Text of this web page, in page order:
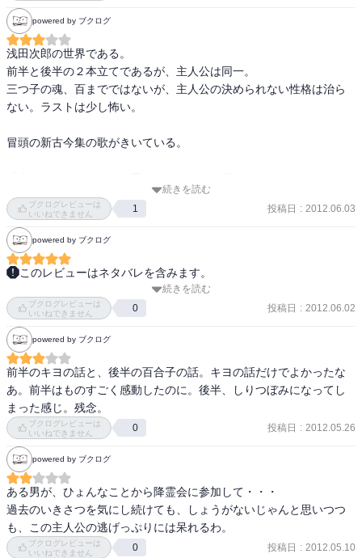
ミセス・ジョーンズ宅へと出向いた。
そしてわたしは、ミセス・ジョーンズの行う降霊会の席に
つくことになった。
自分自身が忘れようと努力し、心の奥底に押し込めた過去の悔恨。
浄化されないまま体の中へと押し込まれた想い。
その想いに呼応して、霊は現れた。。
見殺しにしてしまった友だち。
「さよなら」と言えずに苦しめてしまった友だち。
自分自身の心から目を背けた薄っぺらな若さ。。。
「面白い」と書くとニュアンスが違う哀しいお話ですが
ぐいぐいと引き込まれるモノがありました。
（内容紹介）
罪がない、とおっしゃるのですか―――
謎めいた女の手引きで降霊の儀式に導かれた初老の男。死者と生
者が語り合う禁忌に魅入られた男が魂の遍歴の末に見たもの
は……。至高の恋愛小説であり、一級の戦争文学であり、極めつき
の現代怪異譚――。まさに浅田文学の真骨頂！
と。
でも、ワザだけではどうも・・・。
powered by ブクログ
浅田次郎の世界である。
前半と後半の２本立てであるが、主人公は同一。
三つ子の魂、百までではないが、主人公の決められない性格は治ら
ない。ラストは少し怖い。
冒頭の新古今集の歌がきいている。
悲しき」
過去と現実は連続しているはずなのに切り離して、「昔は・・・」
と片付けようとする。過ぎ去った時をすべて夢とし、別物にしてし
まったため、夢から醒めて帰る現実が無いことが悲しい。
続きを読む
ブクログレビューは
いいねできません
1 投稿日 : 2012.06.03
powered by ブクログ
このレビューはネタバレを含みます。
徐々に霧が晴れてきて、最後に全体が現れたような作品の雰囲気が
すごく良い。
主人公に語りかける、過去に繫がりのあった人達が、主人公の心の
中の澱を撹拌し溶かしてくれる。すごく面白く思えたのは、自分の
心を捕らえて止まない過去の出来事は、その中心人物によりほぐれ
るのではなく、思いがけない周囲の人達により、絡まった心をほど
いてくれていた事。
不可解で不可解でどーしょうもないけど、面白かったー！
高地では、雷を横から喰らうという事を知り、雑学知識が一つアッ
プ。
続きを読む
ブクログレビューは
いいねできません
0 投稿日 : 2012.06.02
powered by ブクログ
前半のキヨの話と、後半の百合子の話。キヨの話だけでよかったな
あ。前半はものすごく感動したのに。後半、しりつぼみになってし
まった感じ。残念。
ブクログレビューは
いいねできません
0 投稿日 : 2012.05.26
powered by ブクログ
ある男が、ひょんなことから降霊会に参加して・・・
過去のいきさつを気にし続けても、しょうがないじゃんと思いつつ
も、この主人公の逃げっぷりには呆れるわ。
ブクログレビューは
いいねできません
0 投稿日 : 2012.05.10